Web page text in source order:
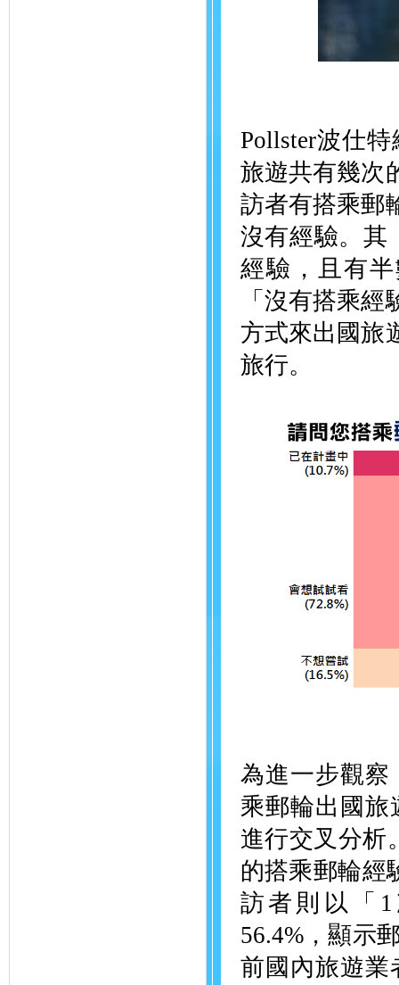
Pollster波仕
旅遊共有幾次
訪者有搭乘郵
沒有經驗。其
經驗，且有
「沒有搭乘
方式來出國旅
旅行。
為進一步觀察
乘郵輪出國
進行交叉分析
的搭乘郵輪經
訪者則以「
56.4%，顯示
前國內旅遊業